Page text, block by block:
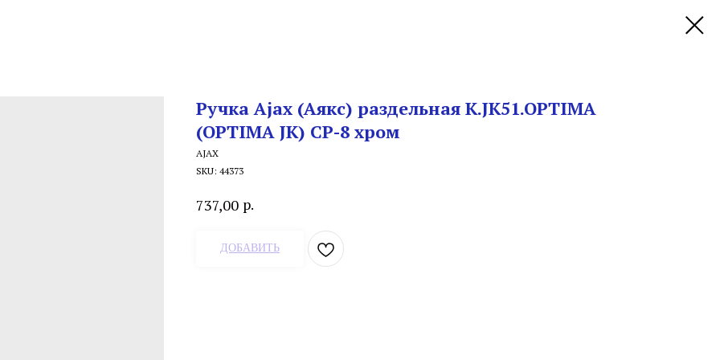
Ручка Ajax (Аякс) раздельная K.JK51.OPTIMA
(OPTIMA JK) CP-8 хром
AJAX
SKU: 44373
737,00 р.
ДОБАВИТЬ